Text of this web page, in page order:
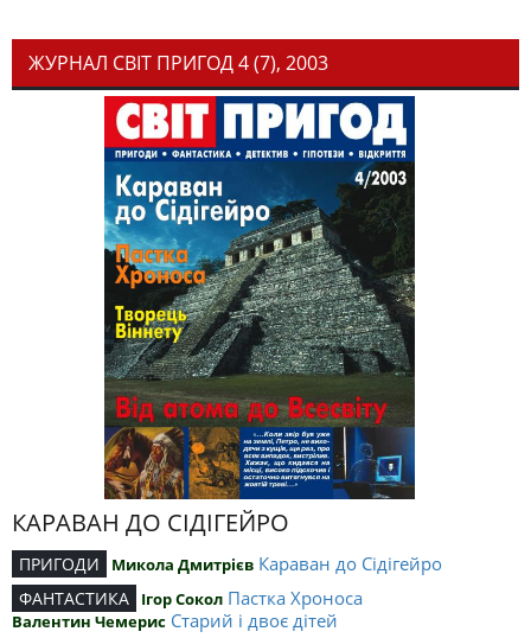
ЖУРНАЛ СВІТ ПРИГОД 4 (7), 2003
КАРАВАН ДО СІДІГЕЙРО
ПРИГОДИ Микола Дмитрієв Караван до Сідігейро
ФАНТАСТИКА Ігор Сокол Пастка Хроноса
Валентин Чемерис Старий і двоє дітей